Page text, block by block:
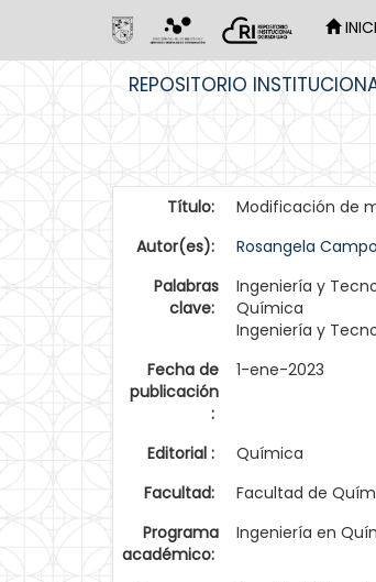
REPOSITORIO
Título:
Modificación de
Autor(es):
Rosangela
Palabras
clave:
Ingeniería y
Química
Ingeniería y
Fecha de
publicación
:
1-ene-2023
Editorial :
Química
Facultad:
Facultad de
Programa
académico:
Ingeniería en